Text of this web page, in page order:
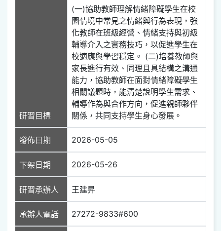
研習目標
(一)協助教師理解情緒障礙學生在校
園情境中常見之情緒與行為表現，強
化教師在班級經營、情緒支持與初級
輔導介入之實務技巧，以促進學生在
校適應與學習穩定。 (二)培養教師與
家長進行有效、同理且具結構之溝通
能力，協助教師在面對情緒障礙學生
相關議題時，能清楚說明學生需求、
輔導作為與合作方向，促進親師夥伴
關係，共同支持學生身心發展。
發佈日期 2026-05-05
下架日期 2026-05-26
研習承辦人 王建昇
承辦人電話 27272-9833#600